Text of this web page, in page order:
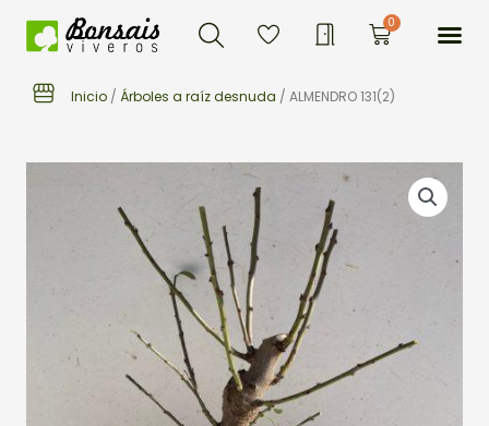
Buscar 0Carrito
Inicio / Árboles a raíz desnuda / ALMENDRO 131(2)